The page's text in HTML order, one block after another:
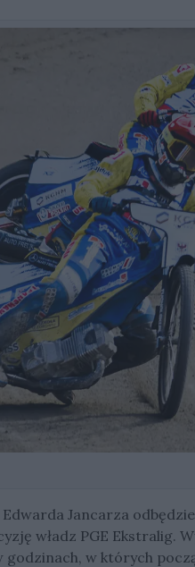
Jancarza
władz PGE Ekstralig.
w których